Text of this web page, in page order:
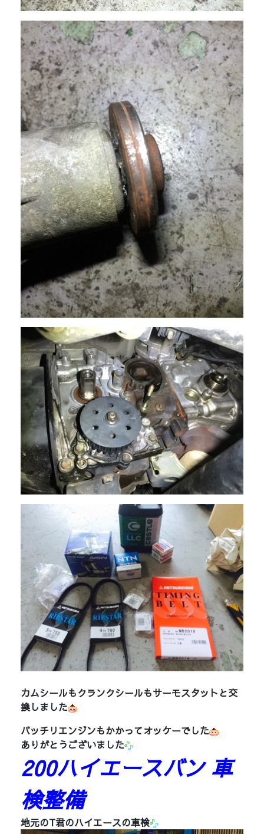
カムシールもクランクシールもサーモスタットと交
換しました
バッチリエンジンもかかってオッケーでした
ありがとうございました
200ハイエースバン 車
検整備
地元のT君のハイエースの車検